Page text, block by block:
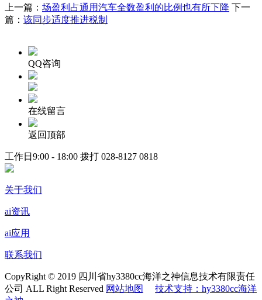
上一篇： 场盈利占通用汽车全数盈利的比例也有所下降 下一
篇： 该同步适度推进税制
QQ咨询
在线留言
返回顶部
工作日9:00 - 18:00 拨打 028-8127 0818
关于我们
ai资讯
ai应用
联系我们
CopyRight © 2019 四川省hy3380cc海洋之神信息技术有限责任
公司 ALL Right Reserved 网站地图
技术支持：hy3380cc海洋